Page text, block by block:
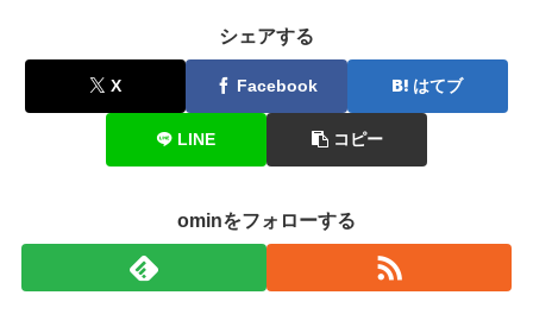
シェアする
X Facebook はてブ
LINE コピー
ominをフォローする